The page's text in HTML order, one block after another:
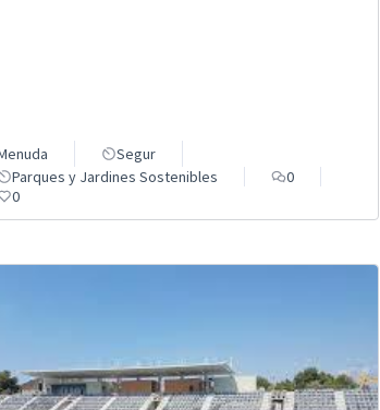
Segur
Parques y Jardines Sostenibles
0
0